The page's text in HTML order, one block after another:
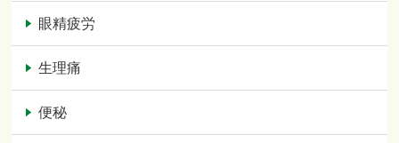
眼精疲労
生理痛
便秘